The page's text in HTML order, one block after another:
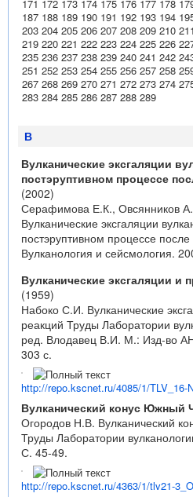
171 172 173 174 175 176 177 178
187 188 189 190 191 192 193 194
203 204 205 206 207 208 209 210 211
219 220 221 222 223 224 225 226
235 236 237 238 239 240 241 242
251 252 253 254 255 256 257 258
267 268 269 270 271 272 273 274
283 284 285 286 287 288 289
В
Вулканические эксгаляции
постэруптивном процессе
(2002)
Серафимова Е.К., Овсянников
Вулканические эксгаляции
постэруптивном процессе
Вулканология и сейсмология.
Вулканические эксгаляции и
(1959)
Набоко С.И. Вулканические
реакций Труды Лаборатории
ред. Влодавец В.И. М.: Изд-во
303 с.
http://repo.kscnet.ru/4085/1/TLV_16-
Вулканический конус Южный
Огородов Н.В. Вулканический
Труды Лаборатории
С. 45-49.
http://repo.kscnet.ru/4363/1/tlv21-